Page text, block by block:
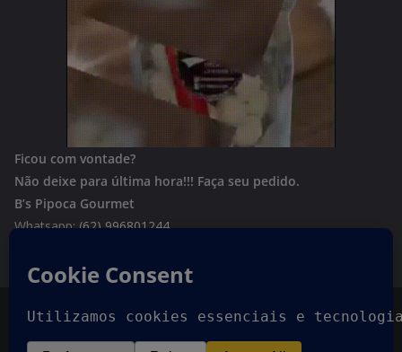
Ficou com vontade?
Não deixe para última hora!!! Faça seu pedido.
B’s Pipoca Gourmet
Whatsapp:(62) 996801244
Copyright © 2026Goiania Urgente. Todos os direitos